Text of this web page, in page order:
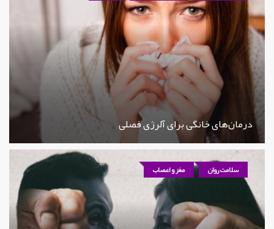
درمان‌های خانگی برای آلرژی فصلی
سلامت روان مغز و اعصاب